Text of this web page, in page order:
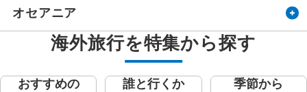
オセアニア
海外旅行を特集から探す
おすすめの
誰と行くか
季節から